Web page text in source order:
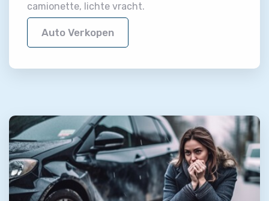
camionette, lichte vracht.
Auto Verkopen